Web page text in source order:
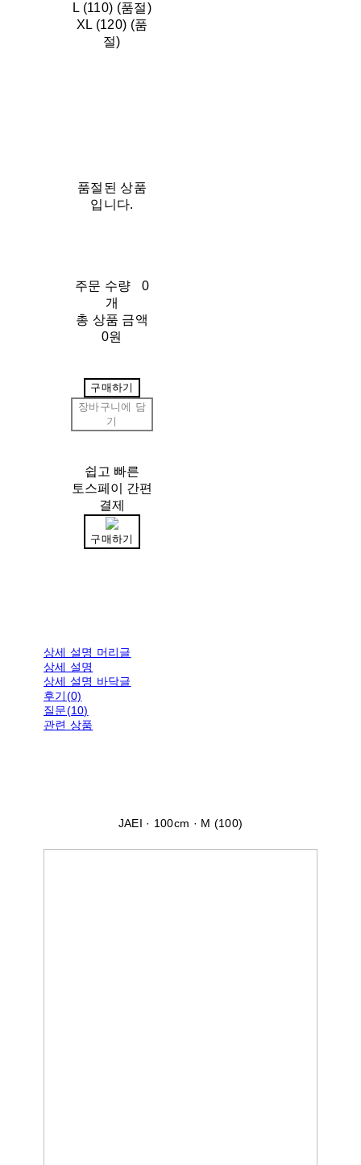
L (110) (품절)
XL (120) (품
절)
품절된 상품
입니다.
주문 수량
0
개
총 상품 금액
0원
구매하기
장바구니에 담
기
쉽고 빠른
토스페이 간편
결제
구매하기
상세 설명 머리글
상세 설명
상세 설명 바닥글
후기(0)
질문(10)
관련 상품
JAEI · 100cm · M (100)